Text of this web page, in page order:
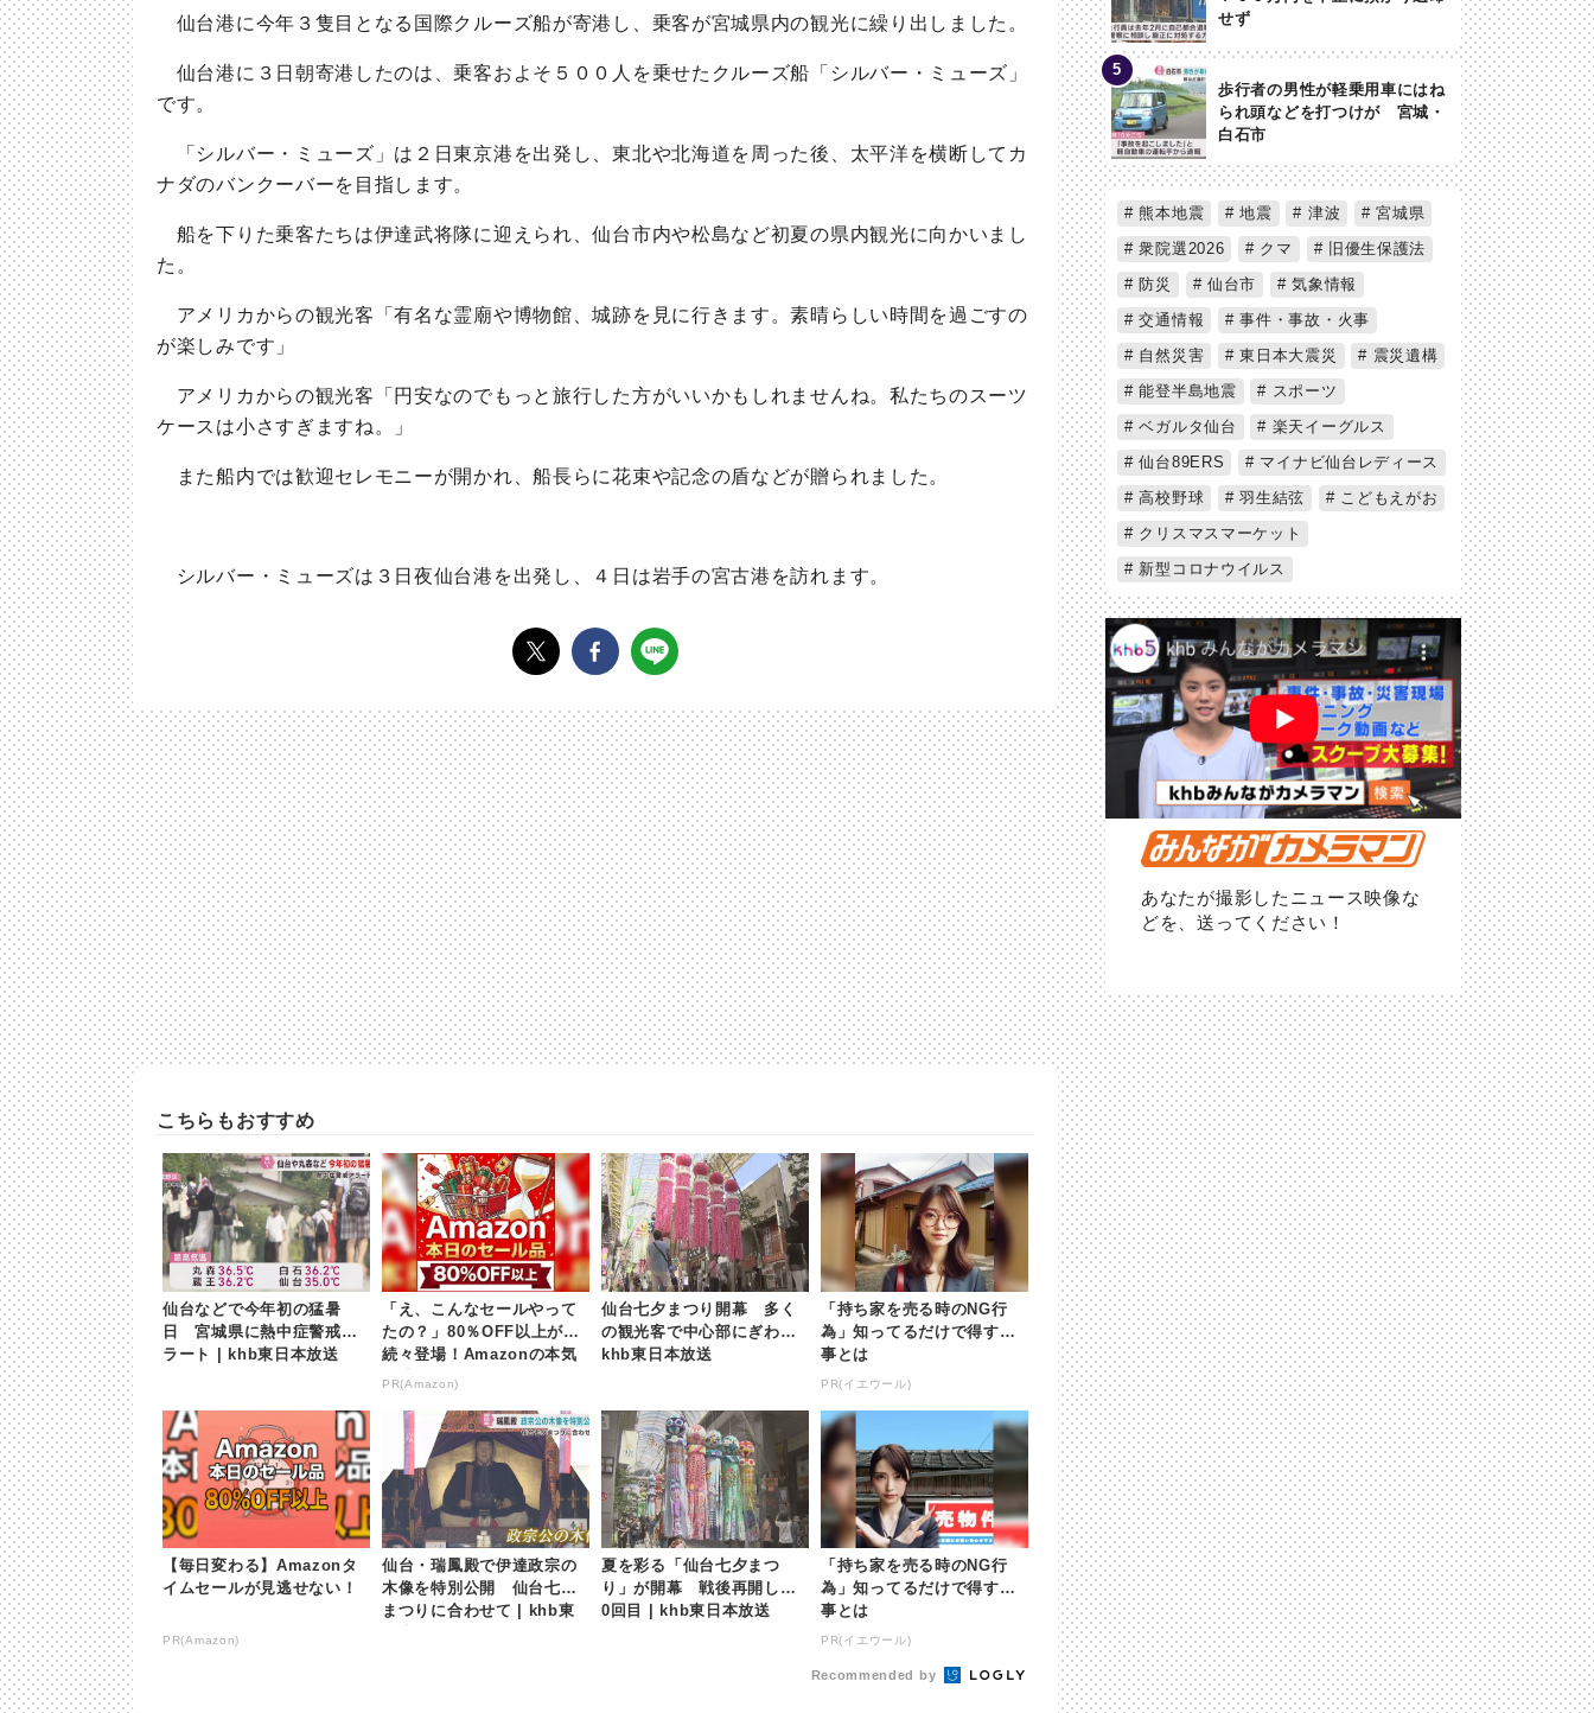
仙台港に今年３隻目となる国際クルーズ船が寄港し、乗客が宮城県内の観光に繰り出しました。
仙台港に３日朝寄港したのは、乗客およそ５００人を乗せたクルーズ船「シルバー・ミューズ」
です。
「シルバー・ミューズ」は２日東京港を出発し、東北や北海道を周った後、太平洋を横断してカ
ナダのバンクーバーを目指します。
船を下りた乗客たちは伊達武将隊に迎えられ、仙台市内や松島など初夏の県内観光に向かいまし
た。
アメリカからの観光客「有名な霊廟や博物館、城跡を見に行きます。素晴らしい時間を過ごすの
が楽しみです」
アメリカからの観光客「円安なのでもっと旅行した方がいいかもしれませんね。私たちのスーツ
ケースは小さすぎますね。」
また船内では歓迎セレモニーが開かれ、船長らに花束や記念の盾などが贈られました。
シルバー・ミューズは３日夜仙台港を出発し、４日は岩手の宮古港を訪れます。
こちらもおすすめ
仙台などで今年初の猛暑
日 宮城県に熱中症警戒ア
ラート | khb東日本放送
「え、こんなセールやって
たの？」80％OFF以上が
続々登場！Amazonの本気
が凄すぎる
PR(Amazon)
仙台七夕まつり開幕 多く
の観光客で中心部にぎわう |
khb東日本放送
「持ち家を売る時のNG行
為」知ってるだけで得する
事とは
PR(イエウール)
【毎日変わる】Amazonタ
イムセールが見逃せない！
PR(Amazon)
仙台・瑞鳳殿で伊達政宗の
木像を特別公開 仙台七夕
まつりに合わせて | khb東
夏を彩る「仙台七夕まつ
り」が開幕 戦後再開して8
0回目 | khb東日本放送
「持ち家を売る時のNG行
為」知ってるだけで得する
事とは
PR(イエウール)
Recommended by
せず
歩行者の男性が軽乗用車にはね
られ頭などを打つけが 宮城・
白石市
熊本地震 地震 津波
宮城県
衆院選2026
クマ
旧優生保護法
防災
仙台市
気象情報
交通情報
事件・事故・火事
自然災害
東日本大震災
震災遺構
能登半島地震
スポーツ
ベガルタ仙台
楽天イーグルス
仙台89ERS
マイナビ仙台レディース
高校野球
羽生結弦
こどもえがお
クリスマスマーケット
新型コロナウイルス
あなたが撮影したニュース映像な
どを、送ってください！